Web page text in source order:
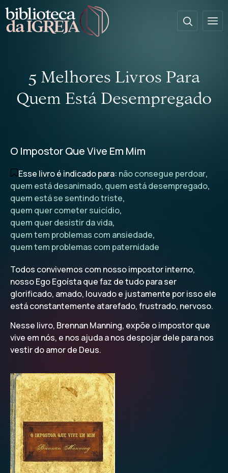
5 Melhores Livros Para
Quem Está Desempregado
O Impostor Que Vive Em Mim
Esse livro é indicado para: não consegue perdoar,
quem está desanimado, quem está desempregado,
quem está se sentindo triste,
quem quer cometer suicídio,
quem quer desistir da vida,
quem tem problemas com ansiedade,
quem tem problemas com paternidade
Todos convivemos com nosso impostor interno,
nosso Ego Egoísta que faz de tudo para ser
glorificado, amado, louvado e justamente por isso ele
está constantemente atarefado, frustrado, nervoso.
Nesse livro, Brennan Manning, expõe o impostor que
vive em nós, e nos ajuda a nos despojar dele para nos
vestir do amor de Deus.